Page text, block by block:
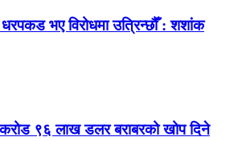
धरपकड भए विरोधमा उत्रिन्छौँ : शशांक
९६ लाख डलर बराबरको खोप दिने